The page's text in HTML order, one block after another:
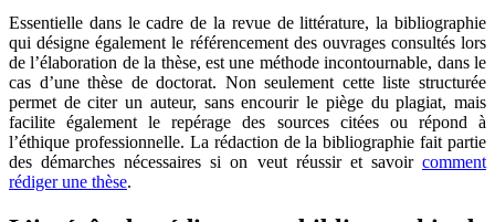
Essentielle dans le cadre de la revue de littérature, la bibliographie
qui désigne également le référencement des ouvrages consultés lors
de l’élaboration de la thèse, est une méthode incontournable, dans le
cas d’une thèse de doctorat. Non seulement cette liste structurée
permet de citer un auteur, sans encourir le piège du plagiat, mais
facilite également le repérage des sources citées ou répond à
l’éthique professionnelle. La rédaction de la bibliographie fait partie
des démarches nécessaires si on veut réussir et savoir comment
rédiger une thèse.